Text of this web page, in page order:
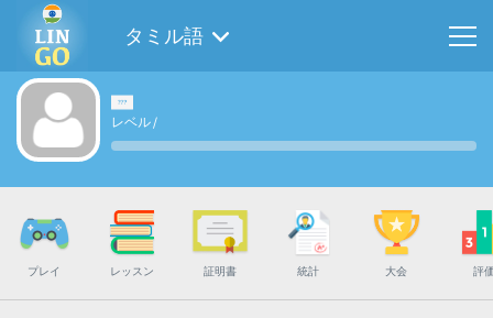
タミル語
レベル/
プレイ レッスン 証明書 統計 大会 評